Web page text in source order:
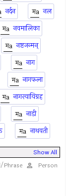
नर्दन
नल
नवमालिका
नष्टजन्मन्
नाग
नागफला
नागरयायिग्रह
नाडी
नाथवती
Show All
Phrase Person